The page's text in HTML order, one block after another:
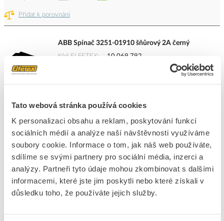
Tato webová stránka používá cookies
K personalizaci obsahu a reklam, poskytování funkcí
sociálních médií a analýze naší návštěvnosti využíváme
soubory cookie. Informace o tom, jak náš web používáte,
sdílíme se svými partnery pro sociální média, inzerci a
analýzy. Partneři tyto údaje mohou zkombinovat s dalšími
informacemi, které jste jim poskytli nebo které získali v
důsledku toho, že používáte jejich služby.
Přidat k porovnání
ABB Spínač 3251-01910 šňůrový 2A černý
Kód ELFETEX
10.069.792
Značka
ABB
Cena s DPH
ks do košíku
Přidat k porovnání
ks
ABB Spínač 3251-01915 šňůrový 2A bílý